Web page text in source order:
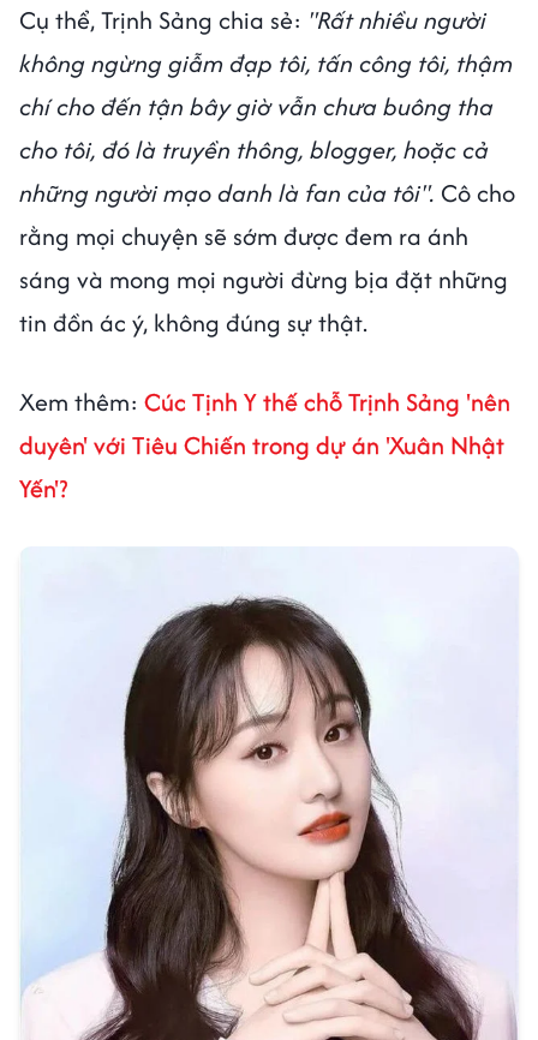
Cụ thể, Trịnh Sảng chia sẻ: "Rất nhiều người
không ngừng giẫm đạp tôi, tấn công tôi, thậm
chí cho đến tận bây giờ vẫn chưa buông tha
cho tôi, đó là truyền thông, blogger, hoặc cả
những người mạo danh là fan của tôi". Cô cho
rằng mọi chuyện sẽ sớm được đem ra ánh
sáng và mong mọi người đừng bịa đặt những
tin đồn ác ý, không đúng sự thật.
Xem thêm: Cúc Tịnh Y thế chỗ Trịnh Sảng 'nên
duyên' với Tiêu Chiến trong dự án 'Xuân Nhật
Yến'?